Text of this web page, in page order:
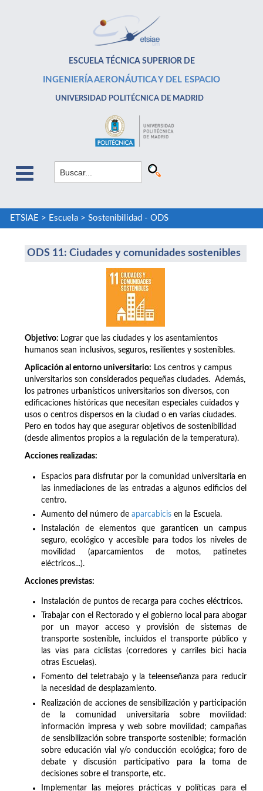
ESCUELA TÉCNICA SUPERIOR DE
INGENIERÍA AERONÁUTICA Y DEL ESPACIO
UNIVERSIDAD POLITÉCNICA DE MADRID
ETSIAE > Escuela> Sostenibilidad - ODS
ODS 11: Ciudades y comunidades sostenibles
Objetivo: Lograr que las ciudades y los asentamientos
humanos sean inclusivos, seguros, resilientes y sostenibles.
Aplicación al entorno universitario: Los centros y campus
universitarios son considerados pequeñas ciudades. Además,
los patrones urbanísticos universitarios son diversos, con
edificaciones históricas que necesitan especiales cuidados y
usos o centros dispersos en la ciudad o en varias ciudades.
Pero en todos hay que asegurar objetivos de sostenibilidad
(desde alimentos propios a la regulación de la temperatura).
Acciones realizadas:
Espacios para disfrutar por la comunidad universitaria en
las inmediaciones de las entradas a algunos edificios del
centro.
Aumento del número de aparcabicis en la Escuela.
Instalación de elementos que garanticen un campus
seguro, ecológico y accesible para todos los niveles de
movilidad (aparcamientos de motos, patinetes
eléctricos...).
Acciones previstas:
Instalación de puntos de recarga para coches eléctricos.
Trabajar con el Rectorado y el gobierno local para abogar
por un mayor acceso y provisión de sistemas de
transporte sostenible, incluidos el transporte público y
las vías para ciclistas (corredores y carriles bici hacia
otras Escuelas).
Fomento del teletrabajo y la teleenseñanza para reducir
la necesidad de desplazamiento.
Realización de acciones de sensibilización y participación
de la comunidad universitaria sobre movilidad:
información impresa y web sobre movilidad; campañas
de sensibilización sobre transporte sostenible; formación
sobre educación vial y/o conducción ecológica; foro de
debate y discusión participativo para la toma de
decisiones sobre el transporte, etc.
Implementar las mejores prácticas y políticas para el